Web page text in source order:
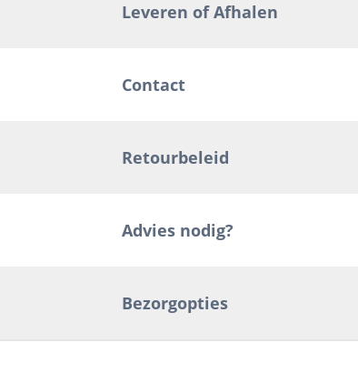
Leveren of Afhalen
Contact
Retourbeleid
Advies nodig?
Bezorgopties